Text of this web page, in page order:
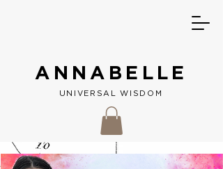
ANNABELLE
UNIVERSAL W ISDOM